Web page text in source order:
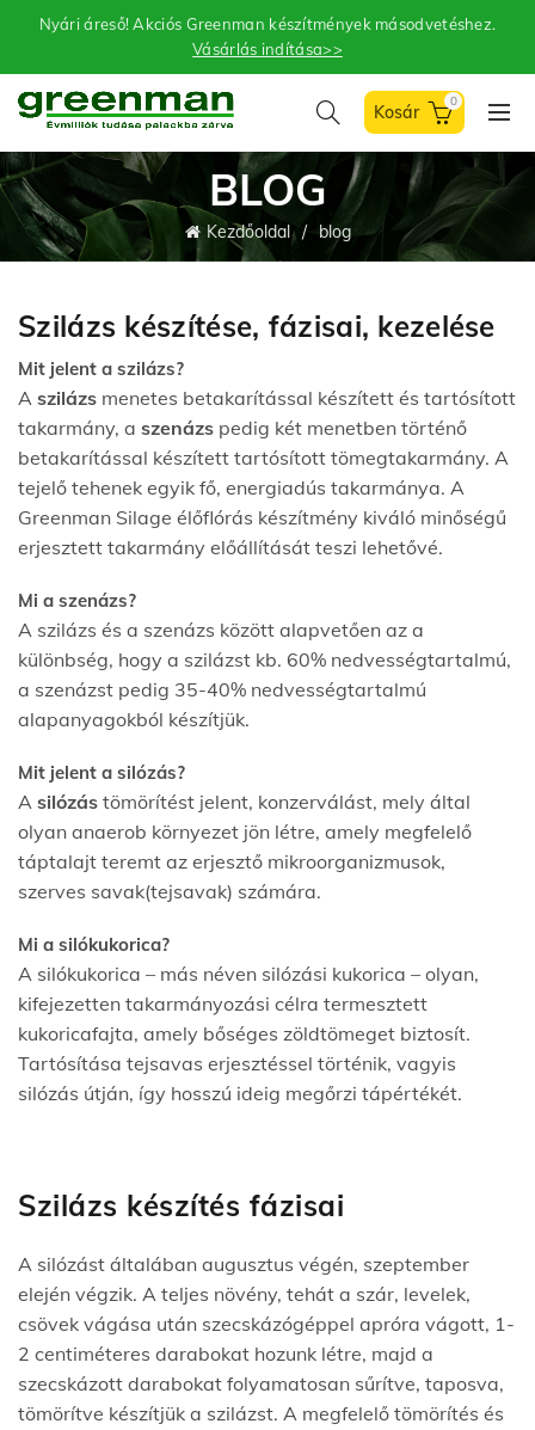
Nyári áreső! Akciós Greenman készítmények másodvetéshez.
Vásárlás indítása>>
0
BLOG
Kezdőoldal blog
Szilázs készítése, fázisai, kezelése
Mit jelent a szilázs?
A szilázs menetes betakarítással készített és tartósított
takarmány, a szenázs pedig két menetben történő
betakarítással készített tartósított tömegtakarmány. A
tejelő tehenek egyik fő, energiadús takarmánya. A
Greenman Silage élőflórás készítmény kiváló minőségű
erjesztett takarmány előállítását teszi lehetővé.
Mi a szenázs?
A szilázs és a szenázs között alapvetően az a
különbség, hogy a szilázst kb. 60% nedvességtartalmú,
a szenázst pedig 35-40% nedvességtartalmú
alapanyagokból készítjük.
Mit jelent a silózás?
A silózás tömörítést jelent, konzerválást, mely által
olyan anaerob környezet jön létre, amely megfelelő
táptalajt teremt az erjesztő mikroorganizmusok,
szerves savak(tejsavak) számára.
Mi a silókukorica?
A silókukorica – más néven silózási kukorica – olyan,
kifejezetten takarmányozási célra termesztett
kukoricafajta, amely bőséges zöldtömeget biztosít.
Tartósítása tejsavas erjesztéssel történik, vagyis
silózás útján, így hosszú ideig megőrzi tápértékét.
Szilázs készítés fázisai
A silózást általában augusztus végén, szeptember
elején végzik. A teljes növény, tehát a szár, levelek,
csövek vágása után szecskázógéppel apróra vágott, 1-
2 centiméteres darabokat hozunk létre, majd a
szecskázott darabokat folyamatosan sűrítve, taposva,
tömörítve készítjük a szilázst. A megfelelő tömörítés és